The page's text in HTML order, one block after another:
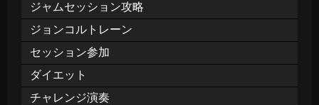
ジャムセッション攻略
ジョンコルトレーン
セッション参加
ダイエット
チャレンジ演奏